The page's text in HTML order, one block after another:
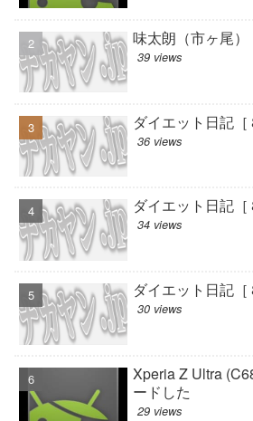
味太朗（市ヶ尾）
39 views
ダイエット日記［
36 views
ダイエット日記［
34 views
ダイエット日記［
30 views
Xperia Z Ultra
ードした
29 views